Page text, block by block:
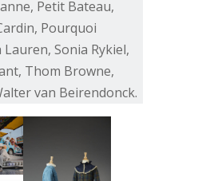
Petit Bateau,
Pourquoi
Lauren, Sonia Rykiel,
Thom Browne,
van Beirendonck.